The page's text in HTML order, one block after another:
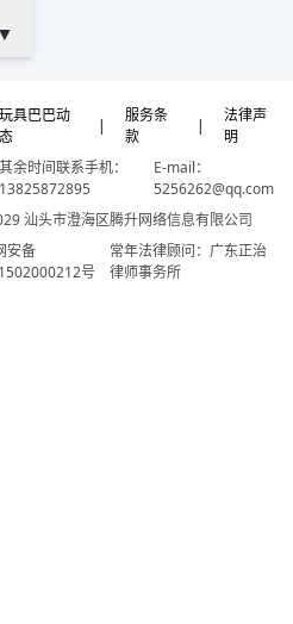
▼
玩具巴巴动
态
|
服务条
款
|
法律声
明
其余时间联系手机：
13825872895
E-mail：
5256262@qq.com
汕头市澄海区腾升网络信息有限公司
安备
号
常年法律顾问：广东正治
律师事务所